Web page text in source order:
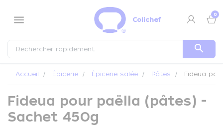
menu Colichef
0
search
Accueil Épicerie Épicerie salée Pâtes Fideua
Fideua pour paëlla (pâtes) -
Sachet 450g